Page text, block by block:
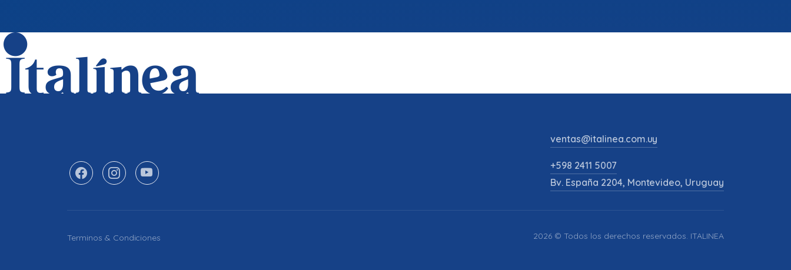
ventas@italinea.com.uy
+598 2411 5007
Bv. España 2204, Montevideo, Uruguay
Terminos & Condiciones 2026 © Todos los derechos reservados. ITALINEA